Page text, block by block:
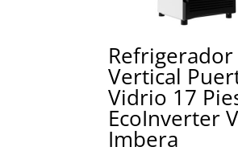
Refrigerador
Vertical
Vidrio 17
EcoInverter
Imbera